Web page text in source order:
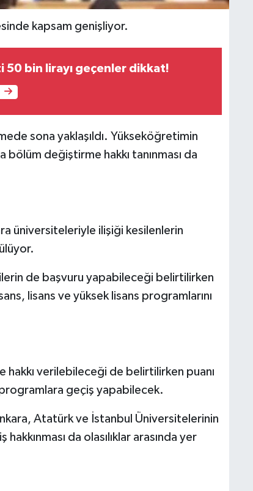
kapsam genişliyor.
50 bin lirayı geçenler dikkat!
sona yaklaşıldı. Yükseköğretimin
bölüm değiştirme hakkı tanınması da
üniversiteleriyle ilişiği kesilenlerin
de başvuru yapabileceği belirtilirken
lisans ve yüksek lisans programlarını
verilebileceği de belirtilirken puanı
geçiş yapabilecek.
Atatürk ve İstanbul Üniversitelerinin
da olasılıklar arasında yer